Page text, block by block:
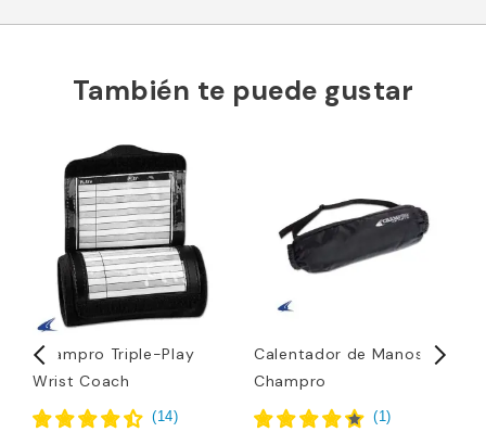
También te puede gustar
Champro Triple-Play
Wrist Coach
(14)
Calentador de Manos
Champro
(1)